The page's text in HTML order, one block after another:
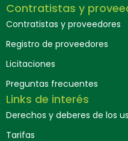
Contratistas y
Contratistas y proveedores
Registro de proveedores
Licitaciones
Preguntas frecuentes
Links de interés
Derechos y deberes de los
Tarifas